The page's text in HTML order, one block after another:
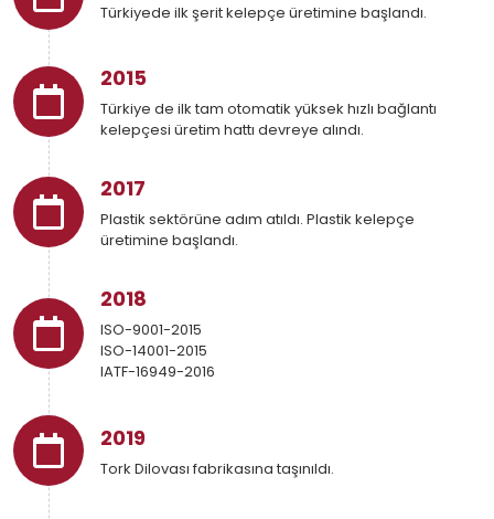
Türkiyede ilk şerit kelepçe üretimine başlandı.
2015
Türkiye de ilk tam otomatik yüksek hızlı bağlantı
kelepçesi üretim hattı devreye alındı.
2017
Plastik sektörüne adım atıldı. Plastik kelepçe
üretimine başlandı.
2018
ISO-9001-2015
ISO-14001-2015
IATF-16949-2016
2019
Tork Dilovası fabrikasına taşınıldı.